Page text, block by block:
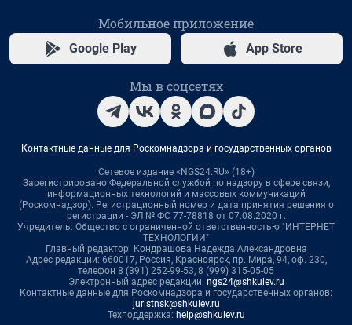
Мобильное приложение
Google Play App Store
Мы в соцсетях
Контактные данные для Роскомнадзора и государственных органов
Сетевое издание «NGS24.RU» (18+)
Зарегистрировано Федеральной службой по надзору в сфере связи,
информационных технологий и массовых коммуникаций
(Роскомнадзор). Регистрационный номер и дата принятия решения о
регистрации - ЭЛ № ФС 77-78818 от 07.08.2020 г.
Учредитель: Общество с ограниченной ответственностью "ИНТЕРНЕТ
ТЕХНОЛОГИИ"
Главный редактор: Кондрашова Надежда Александровна
Адрес редакции: 660017, Россия, Красноярск, пр. Мира, 94, оф. 230,
телефон 8 (391) 252-99-53, 8 (999) 315-05-05
Электронный адрес редакции: ngs24@shkulev.ru
Контактные данные для Роскомнадзора и государственных органов:
juristnsk@shkulev.ru
Техподдержка: help@shkulev.ru